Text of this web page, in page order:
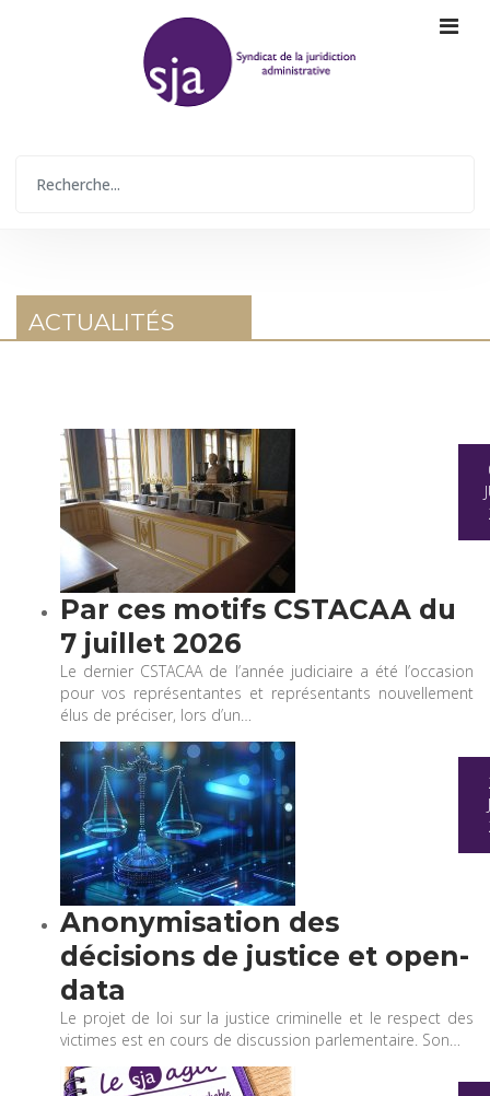
ACTUALITÉS
Par ces motifs CSTACAA du
7 juillet 2026
Le dernier CSTACAA de l’année judiciaire a été l’occasion
pour vos représentantes et représentants nouvellement
élus de préciser, lors d’un…
Anonymisation des
décisions de justice et open-
data
Le projet de loi sur la justice criminelle et le respect des
victimes est en cours de discussion parlementaire. Son…